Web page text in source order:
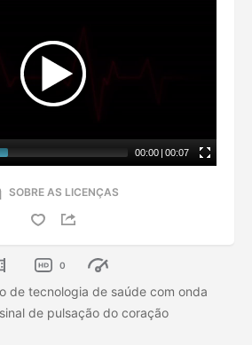
00:00 | 00:07
SOBRE AS LICENÇAS
0
de tecnologia de saúde com onda
de pulsação do coração